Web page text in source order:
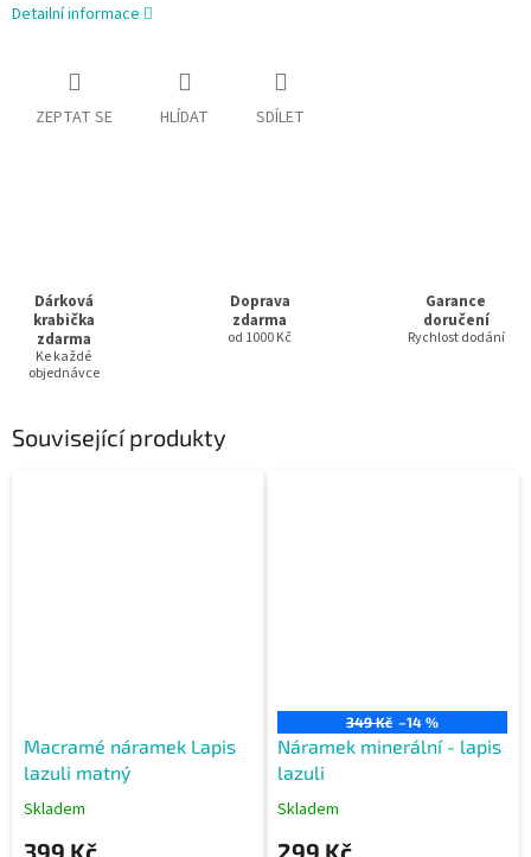
Detailní informace
ZEPTAT SE HLÍDAT SDÍLET
Dárková
krabička
zdarma
Ke každé
objednávce
Doprava
zdarma
od 1000 Kč
Garance
doručení
Rychlost dodání
Související produkty
Macramé náramek Lapis
lazuli matný
Skladem
349 Kč –14 %
Náramek minerální - lapis
lazuli
Skladem